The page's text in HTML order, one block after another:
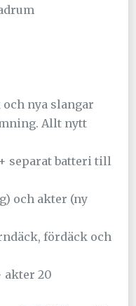
nya slangar
Allt nytt
+ separat batteri till
och akter (ny
fördäck och
akter 20